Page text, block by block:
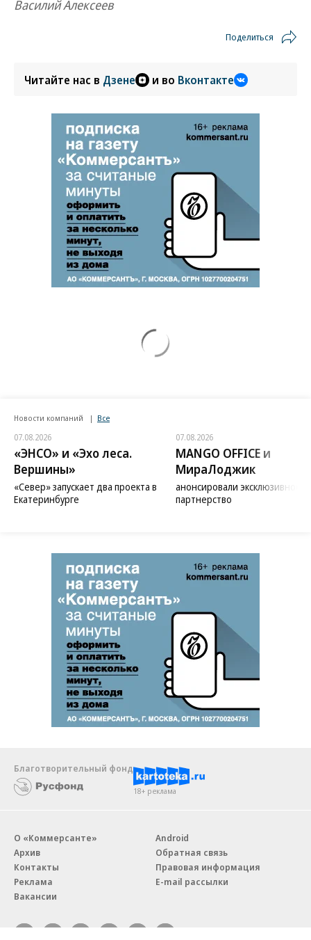
Василий Алексеев
Поделиться
Читайте нас в Дзене и во Вконтакте
Новости компаний Все
07.08.2026
«ЭНСО» и «Эхо леса.
Вершины»
«Север» запускает два проекта в
Екатеринбурге
07.08.2026
MANGO OFFICE и
МираЛоджик
анонсировали эксклюзивное
партнерство
Благотворительный фонд
18+ реклама
О «Коммерсанте»
Архив
Контакты
Реклама
Вакансии
Android
Обратная связь
Правовая информация
E-mail рассылки